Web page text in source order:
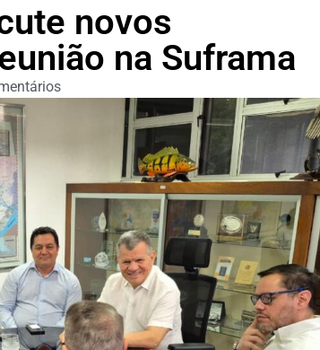
novos
na Suframa